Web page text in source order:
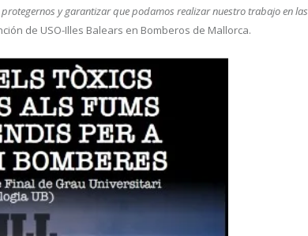
y garantizar que podamos realizar nuestro trabajo en las
de USO-Illes Balears en Bomberos de Mallorca.